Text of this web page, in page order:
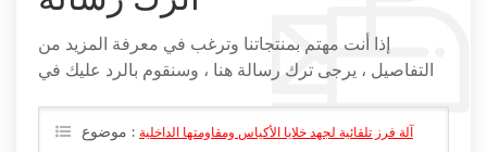
إذا أنت مهتم بمنتجاتنا وترغب في معرفة المزيد من
التفاصيل ، يرجى ترك رسالة هنا ، وسنقوم بالرد عليك في
موضوع : آلة فرز تلقائية لجهد خلايا الأكياس ومقاومتها الداخلية